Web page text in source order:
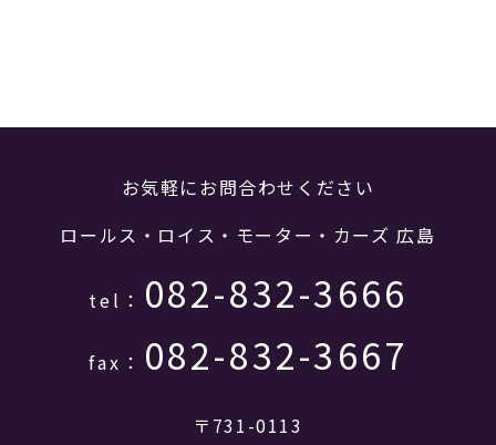
お気軽にお問合わせください
ロールス・ロイス・モーター・カーズ 広島
tel： 082-832-3666
fax： 082-832-3667
〒731-0113